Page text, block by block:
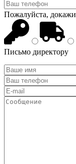
Пожалуйста,
Письмо директору